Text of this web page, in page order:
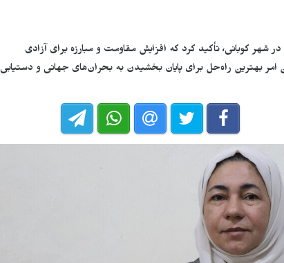
کوبانی، تأکید کرد که افزایش مقاومت و مبارزه برای آزادی
امر بهترین راه‌حل برای پایان بخشیدن به بحران‌های جهانی و دستیابی